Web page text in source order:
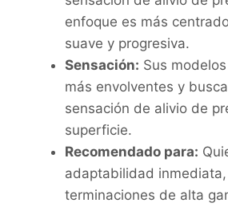
enfoque es más
suave y progresiva.
Sensación: Sus
más envolventes y
sensación de alivio de
superficie.
Recomendado para:
adaptabilidad
terminaciones de alta